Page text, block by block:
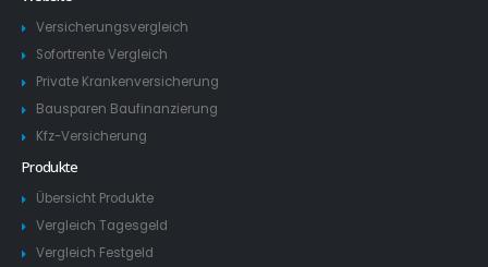
Versicherungsvergleich
Sofortrente Vergleich
Private Krankenversicherung
Bausparen Baufinanzierung
Kfz-Versicherung
Produkte
Übersicht Produkte
Vergleich Tagesgeld
Vergleich Festgeld